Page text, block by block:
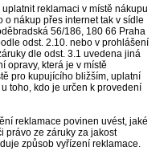
reklamaci v místě nákupu
o nákup přes internet tak v sídle
56/186, 180 66 Praha
odst. 2.10. nebo v prohlášení
dle odst. 3.1 uvedena jiná
opravy, která je v místě
pro kupujícího bližším, uplatní
toho, kdo je určen k provedení
reklamace povinen uvést, jaké
právo ze záruky za jakost
způsob vyřízení reklamace.